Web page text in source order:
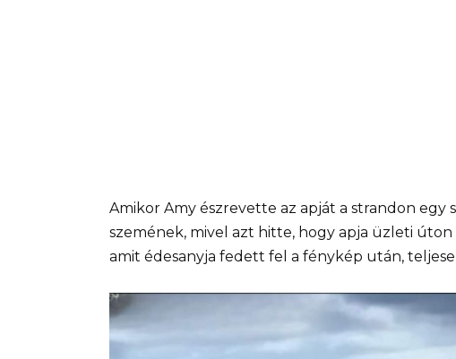
Amikor Amy észrevette az apját a strandon
szemének, mivel azt hitte, hogy apja üzleti úton
amit édesanyja fedett fel a fénykép után,